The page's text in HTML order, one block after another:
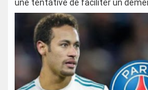
une tentative de faciliter un